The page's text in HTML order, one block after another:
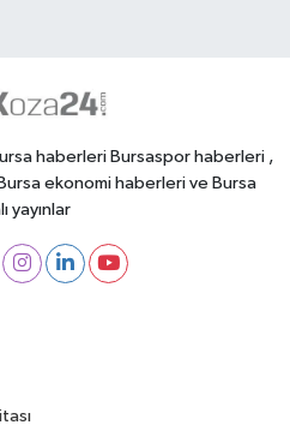
haberleri Bursaspor haberleri ,
ekonomi haberleri ve Bursa
yayınlar